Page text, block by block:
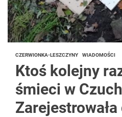
CZERWIONKA-LESZCZYNY WIADOMOŚCI
Ktoś kolejny
śmieci w